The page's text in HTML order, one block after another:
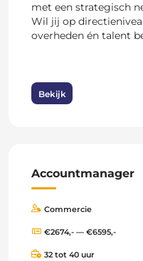
met een strategisch
Wil jij op
overheden én talent
Bekijk
Accountmanager
Commercie
€2674,- — €6595,-
32 tot 40 uur